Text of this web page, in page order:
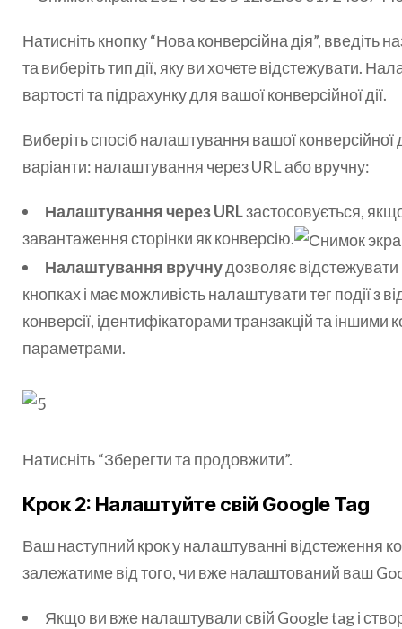
Натисніть кнопку “Нова конверсійна дія”, введіть
та виберіть тип дії, яку ви хочете відстежувати.
вартості та підрахунку для вашої конверсійної дії.
Виберіть спосіб налаштування вашої конверсійної
варіанти: налаштування через URL або вручну:
Налаштування через URLзастосовується,
завантаження сторінки як конверсію.
Налаштування вручнудозволяє
кнопках і має можливість налаштувати тег події з
конверсії, ідентифікаторами транзакцій та іншими
параметрами.
Натисніть “Зберегти та продовжити”.
Крок 2: Налаштуйте свій Google Tag
Ваш наступний крок у налаштуванні відстеження
залежатиме від того, чи вже налаштований ваш
Якщо ви вже налаштували свій Google tag і